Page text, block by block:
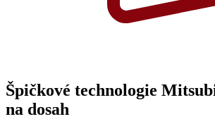
Špičkové technologie
na dosah